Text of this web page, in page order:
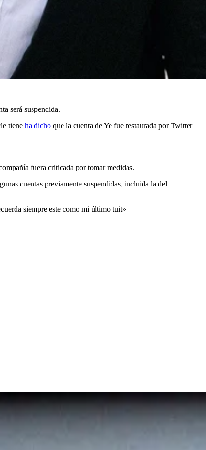
será suspendida.
tiene ha dicho que la cuenta de Ye fue restaurada por Twitter
fuera criticada por tomar medidas.
cuentas previamente suspendidas, incluida la del
siempre este como mi último tuit».